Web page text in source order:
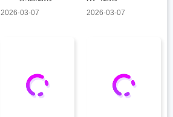
2026-03-07 2026-03-07